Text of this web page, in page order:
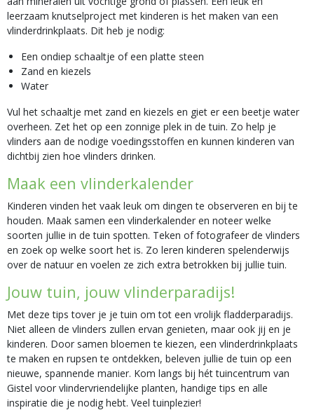
leerzaam knutselproject met kinderen is het maken van een
vlinderdrinkplaats. Dit heb je nodig:
Een ondiep schaaltje of een platte steen
Zand en kiezels
Water
Vul het schaaltje met zand en kiezels en giet er een beetje water
overheen. Zet het op een zonnige plek in de tuin. Zo help je
vlinders aan de nodige voedingsstoffen en kunnen kinderen van
dichtbij zien hoe vlinders drinken.
Maak een vlinderkalender
Kinderen vinden het vaak leuk om dingen te observeren en bij te
houden. Maak samen een vlinderkalender en noteer welke
soorten jullie in de tuin spotten. Teken of fotografeer de vlinders
en zoek op welke soort het is. Zo leren kinderen spelenderwijs
over de natuur en voelen ze zich extra betrokken bij jullie tuin.
Jouw tuin, jouw vlinderparadijs!
Met deze tips tover je je tuin om tot een vrolijk fladderparadijs.
Niet alleen de vlinders zullen ervan genieten, maar ook jij en je
kinderen. Door samen bloemen te kiezen, een vlinderdrinkplaats
te maken en rupsen te ontdekken, beleven jullie de tuin op een
nieuwe, spannende manier. Kom langs bij hét tuincentrum van
Gistel voor vlindervriendelijke planten, handige tips en alle
inspiratie die je nodig hebt. Veel tuinplezier!